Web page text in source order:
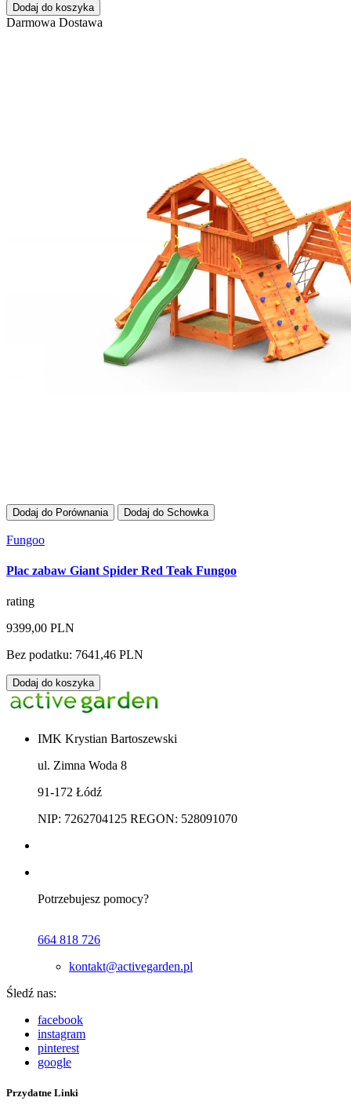
Dodaj do koszyka
Darmowa Dostawa
Dodaj do Porównania Dodaj do Schowka
Fungoo
Plac zabaw Giant Spider Red Teak Fungoo
rating
9399,00 PLN
Bez podatku: 7641,46 PLN
Dodaj do koszyka
IMK Krystian Bartoszewski
ul. Zimna Woda 8
91-172 Łódź
NIP: 7262704125 REGON: 528091070
Potrzebujesz pomocy?
664 818 726
kontakt@activegarden.pl
Śledź nas:
facebook
instagram
pinterest
google
Przydatne Linki